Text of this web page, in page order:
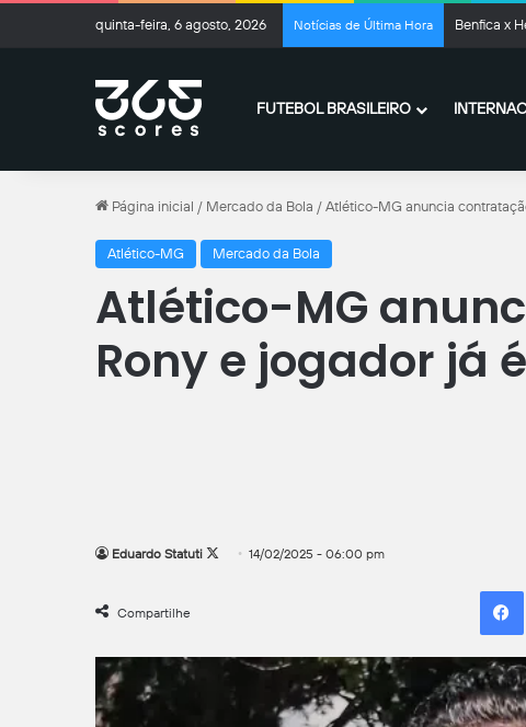
quinta-feira, 6 agosto, 2026 Notícias de Última Hora Benfica x
FUTEBOL BRASILEIRO
Página inicial / Mercado da Bola / Atlético-MG anuncia
Atlético-MG Mercado da Bola
Atlético-MG
Rony e jogador já
Eduardo Statuti
Follow14/02/2025 - 06:00 pm
Compartilhe